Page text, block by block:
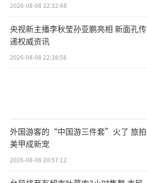
2026-08-08 22:32:48
央视新主播李秋莹孙亚鹏亮相 新面孔传
递权威资讯
2026-08-08 22:38:56
外国游客的“中国游三件套”火了 旅拍
美甲成新宠
2026-08-08 20:57:12